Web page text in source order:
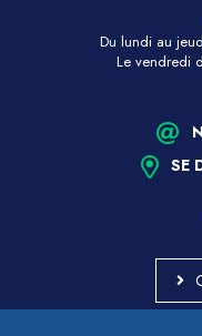
Du lundi au
Le vendredi
SE